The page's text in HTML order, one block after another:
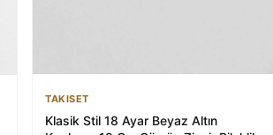
TAKISET
Klasik Stil 18 Ayar Beyaz Altın